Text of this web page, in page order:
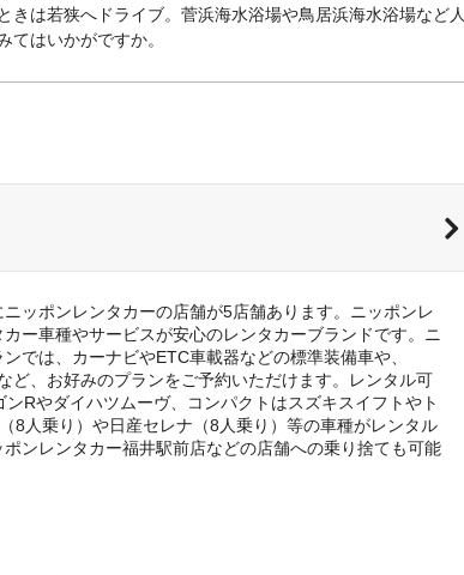
は若狭へドライブ。菅浜海水浴場や鳥居浜海水浴場など人
はいかがですか。
ッポンレンタカーの店舗が5店舗あります。ニッポンレ
ー車種やサービスが安心のレンタカーブランドです。ニ
では、カーナビやETC車載器などの標準装備車や、
ど、お好みのプランをご予約いただけます。レンタル可
Rやダイハツムーヴ、コンパクトはスズキスイフトやト
8人乗り）や日産セレナ（8人乗り）等の車種がレンタル
ンレンタカー福井駅前店などの店舗への乗り捨ても可能